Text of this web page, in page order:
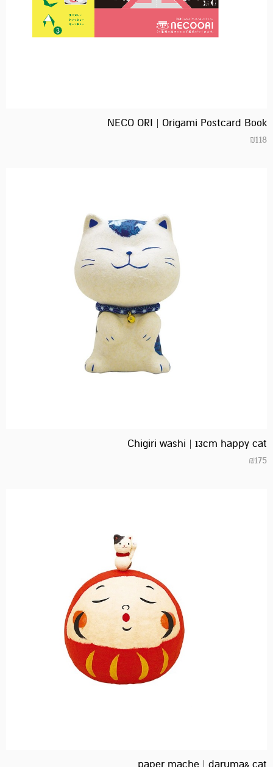
NECO ORI | Origami Postcard Book
₪118
Chigiri washi | 13cm happy cat
₪175